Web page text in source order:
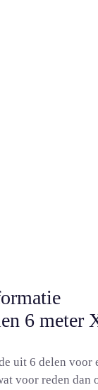
6 meter
uit 6 delen voor
voor reden dan